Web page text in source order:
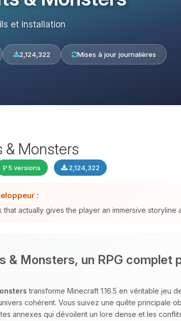
et installation
2,124,322 Mises à jour journalières
& Monsters
5 versions 2,124,322
:
that actually gives the player an immersive storyline
& Monsters, un RPG complet
transforme Minecraft 1.16.5 en véritable jeu
cohérent. Vous suivez une quête principale
annexes qui dévoilent un lore dense et les